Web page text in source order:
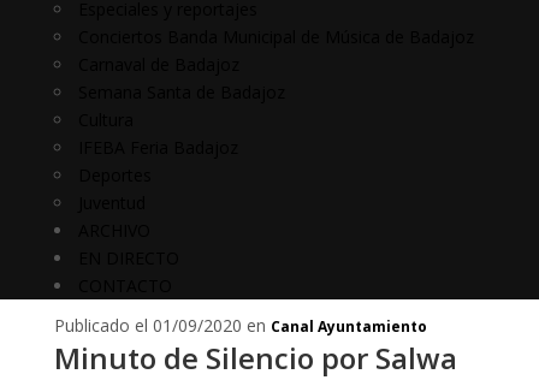
Publicado el 01/09/2020 en Canal Ayuntamiento
Minuto de Silencio por Salwa